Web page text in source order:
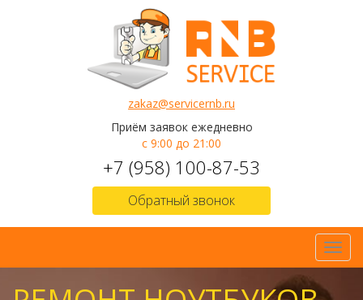
zakaz@servicernb.ru
Приём заявок ежедневно
с 9:00 до 21:00
+7 (958) 100-87-53
Обратный звонок